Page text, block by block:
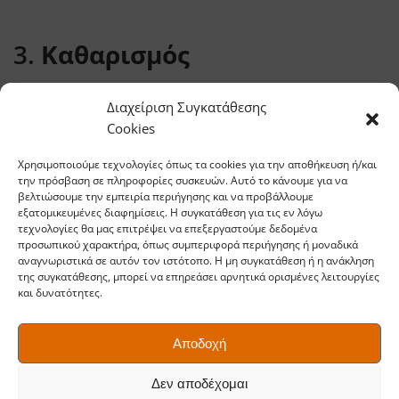
Διαχείριση Συγκατάθεσης
Cookies
Χρησιμοποιούμε τεχνολογίες όπως τα cookies για την αποθήκευση ή/και
την πρόσβαση σε πληροφορίες συσκευών. Αυτό το κάνουμε για να
βελτιώσουμε την εμπειρία περιήγησης και να προβάλλουμε
εξατομικευμένες διαφημίσεις. Η συγκατάθεση για τις εν λόγω
τεχνολογίες θα μας επιτρέψει να επεξεργαστούμε δεδομένα
προσωπικού χαρακτήρα, όπως συμπεριφορά περιήγησης ή μοναδικά
αναγνωριστικά σε αυτόν τον ιστότοπο. Η μη συγκατάθεση ή η ανάκληση
της συγκατάθεσης, μπορεί να επηρεάσει αρνητικά ορισμένες λειτουργίες
και δυνατότητες.
Αποδοχή
Δεν αποδέχομαι
3. Καθαρισμός
Κόψτε ξερά, σπασμένα ή ασθενικά κλαδιά.
4.Κλάδεμα τόνωσης
Αφαιρώντας επιλεγμένα μέρη, δίνετε ώθηση στη νέα
βλάστηση και την ανθοφορία.
Τα καλύτερα εργαλεία
Fiskars για κλάδεμα την